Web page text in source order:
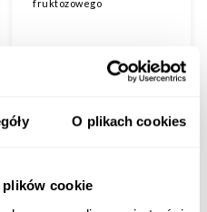
O plikach cookies
cookie
fruktozowego
750 ml